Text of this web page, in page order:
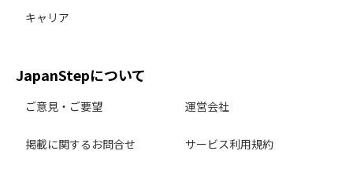
キャリア
JapanStepについて
ご意見・ご要望 運営会社
掲載に関するお問合せ サービス利用規約